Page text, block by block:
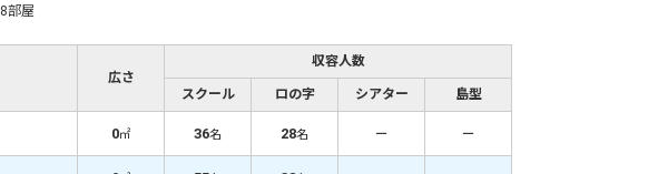
8部屋
広さ
収容人数
スクール ロの字 シアター 島型
0㎡ 36名 28名 － －